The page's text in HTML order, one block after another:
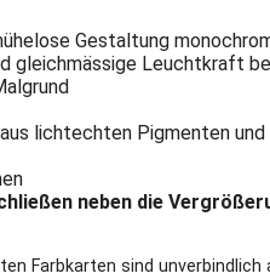
Gestaltung
gleichmässige Leuchtkraft
lichtechten Pigmenten
neben die
Farbkarten sind